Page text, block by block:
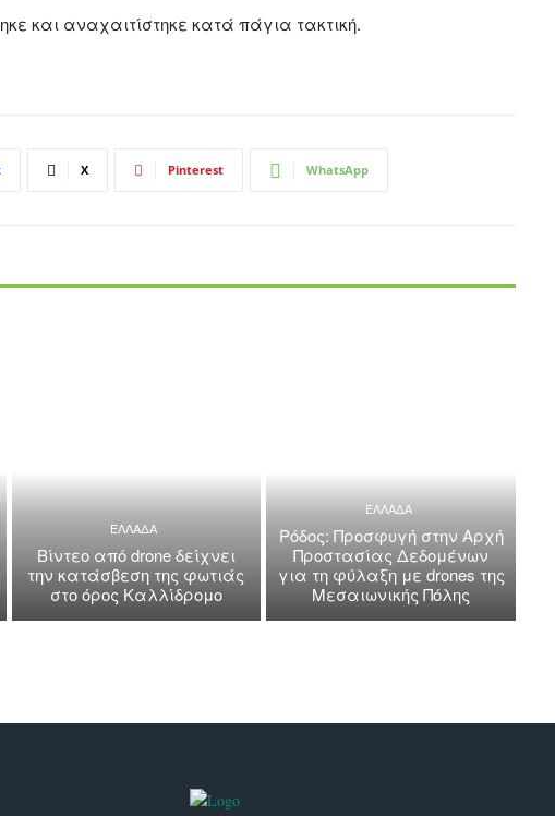
και αναχαιτίστηκε κατά πάγια τακτική.
X Pinterest WhatsApp
ΕΛΛΑΔΑ
Βίντεο από drone δείχνει
την κατάσβεση της φωτιάς
στο όρος Καλλίδρομο
ΕΛΛΑΔΑ
Ρόδος: Προσφυγή στην Αρχή
Προστασίας Δεδομένων
για τη φύλαξη με drones της
Μεσαιωνικής Πόλης